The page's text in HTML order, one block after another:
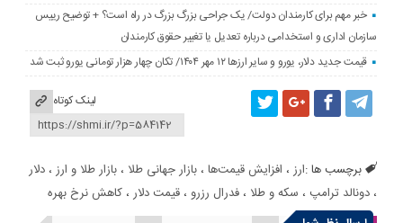
خبر مهم برای کارمندان دولت/ یک جراحی بزرگ بزرگ در راه است؟ + توضیح رییس
سازمان اداری و استخدامی درباره تعدیل یا تغییر حقوق کارمندان
قیمت جدید دلار، یورو و سایر ارزها ۱۲ مهر ۱۴۰۴/ تکان چهار هزار تومانی یورو ثبت شد
لینک کوتاه
برچسب ها :ارز ، افزایش قیمت‌ها ،بازار جهانی طلا ،بازار طلا و ارز ،دلار
،دونالد ترامپ ، سکه و طلا ،فدرال رزرو ،قیمت دلار ،کاهش نرخ بهره